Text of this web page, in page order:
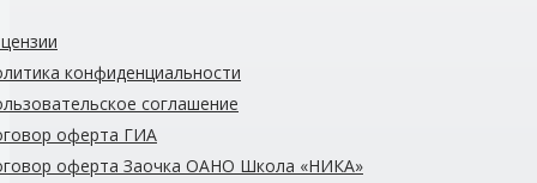
конфиденциальности
соглашение
оферта ГИА
оферта Заочка ОАНО Школа «НИКА»